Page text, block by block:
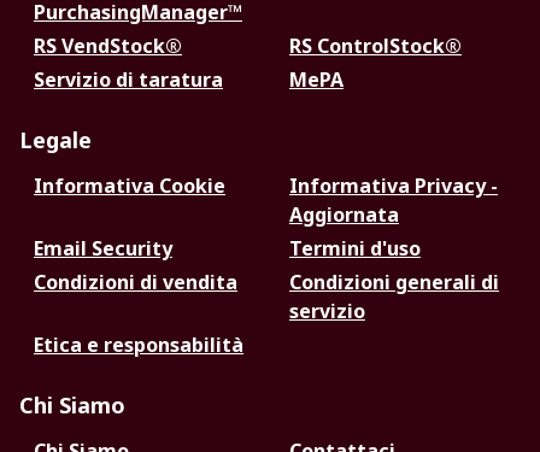
PurchasingManager™
RS VendStock®
RS ControlStock®
Servizio di taratura
MePA
Legale
Informativa Cookie
Informativa Privacy -
Aggiornata
Email Security
Termini d'uso
Condizioni di vendita
Condizioni generali di
servizio
Etica e responsabilità
Chi Siamo